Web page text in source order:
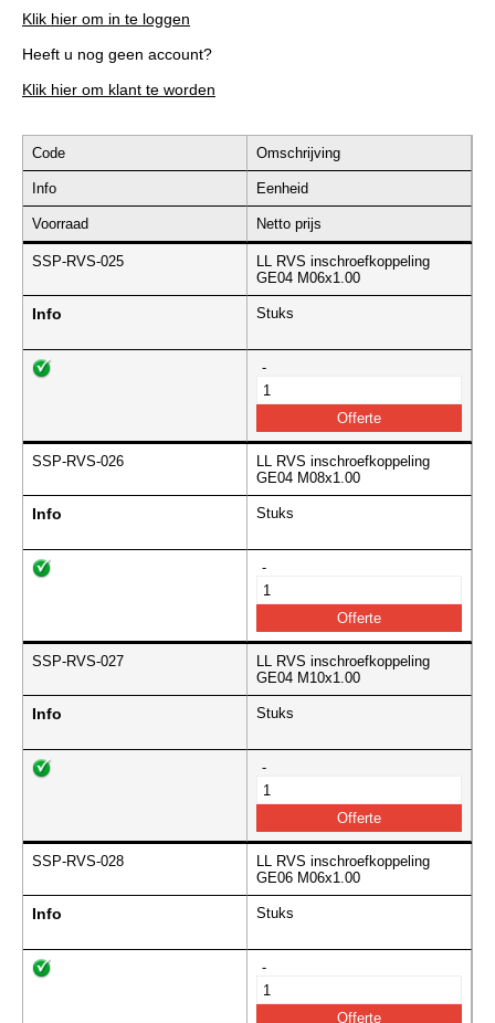
Klik hier om in te loggen
Heeft u nog geen account?
Klik hier om klant te worden
Code Omschrijving
Info Eenheid
Voorraad Netto prijs
SSP-RVS-025
LL RVS inschroefkoppeling
GE04 M06x1.00
Info Stuks
-
SSP-RVS-026
LL RVS inschroefkoppeling
GE04 M08x1.00
Info Stuks
-
SSP-RVS-027
LL RVS inschroefkoppeling
GE04 M10x1.00
Info Stuks
-
SSP-RVS-028
LL RVS inschroefkoppeling
GE06 M06x1.00
Info Stuks
-